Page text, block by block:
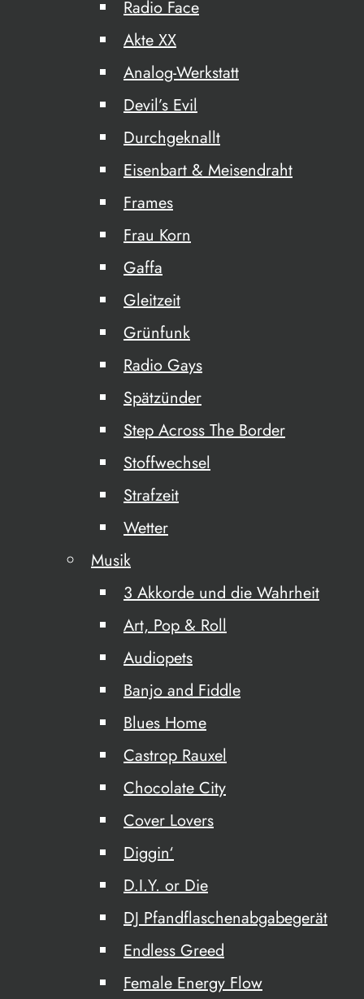
Radio Face
Akte XX
Analog-Werkstatt
Devil’s Evil
Durchgeknallt
Eisenbart & Meisendraht
Frames
Frau Korn
Gaffa
Gleitzeit
Grünfunk
Radio Gays
Spätzünder
Step Across The Border
Stoffwechsel
Strafzeit
Wetter
Musik
3 Akkorde und die Wahrheit
Art, Pop & Roll
Audiopets
Banjo and Fiddle
Blues Home
Castrop Rauxel
Chocolate City
Cover Lovers
Diggin‘
D.I.Y. or Die
DJ Pfandflaschenabgabegerät
Endless Greed
Female Energy Flow